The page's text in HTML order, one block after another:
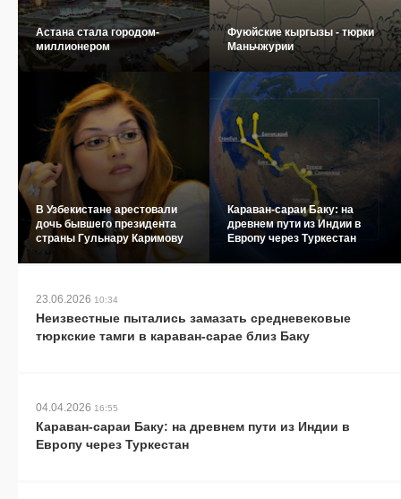
Астана стала городом-
миллионером
Фуюйские кыргызы - тюрки
Маньчжурии
В Узбекистане арестовали
дочь бывшего президента
страны Гульнару Каримову
Караван-сараи Баку: на
древнем пути из Индии в
Европу через Туркестан
23.06.2026 10:34
Неизвестные пытались замазать средневековые
тюркские тамги в караван-сарае близ Баку
04.04.2026 16:55
Караван-сараи Баку: на древнем пути из Индии в
Европу через Туркестан